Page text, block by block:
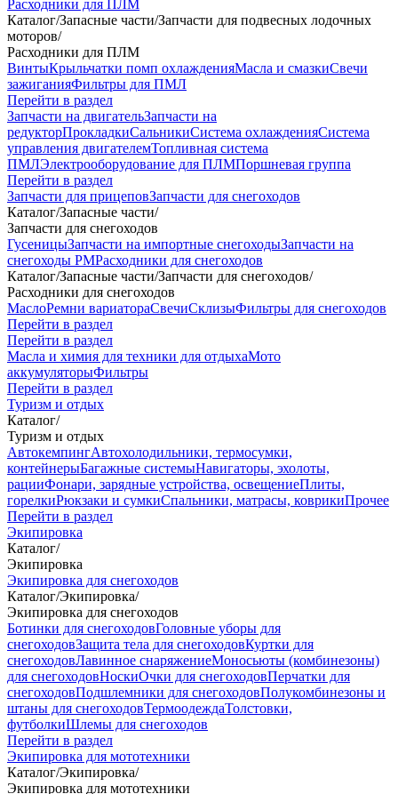
Расходники для ПЛМ
Каталог/Запасные части/Запчасти для подвесных лодочных
моторов/
Расходники для ПЛМ
ВинтыКрыльчатки помп охлажденияМасла и смазкиСвечи
зажиганияФильтры для ПМЛ
Перейти в раздел
Запчасти на двигательЗапчасти на
редукторПрокладкиСальникиСистема охлажденияСистема
управления двигателемТопливная система
ПМЛЭлектрооборудование для ПЛМПоршневая группа
Перейти в раздел
Запчасти для прицеповЗапчасти для снегоходов
Каталог/Запасные части/
Запчасти для снегоходов
ГусеницыЗапчасти на импортные снегоходыЗапчасти на
снегоходы РМРасходники для снегоходов
Каталог/Запасные части/Запчасти для снегоходов/
Расходники для снегоходов
МаслоРемни вариатораСвечиСклизыФильтры для снегоходов
Перейти в раздел
Перейти в раздел
Масла и химия для техники для отдыхаМото
аккумуляторыФильтры
Перейти в раздел
Туризм и отдых
Каталог/
Туризм и отдых
АвтокемпингАвтохолодильники, термосумки,
контейнерыБагажные системыНавигаторы, эхолоты,
рацииФонари, зарядные устройства, освещениеПлиты,
горелкиРюкзаки и сумкиСпальники, матрасы, коврикиПрочее
Перейти в раздел
Экипировка
Каталог/
Экипировка
Экипировка для снегоходов
Каталог/Экипировка/
Экипировка для снегоходов
Ботинки для снегоходовГоловные уборы для
снегоходовЗащита тела для снегоходовКуртки для
снегоходовЛавинное снаряжениеМоносьюты (комбинезоны)
для снегоходовНоскиОчки для снегоходовПерчатки для
снегоходовПодшлемники для снегоходовПолукомбинезоны и
штаны для снегоходовТермоодеждаТолстовки,
футболкиШлемы для снегоходов
Перейти в раздел
Экипировка для мототехники
Каталог/Экипировка/
Экипировка для мототехники